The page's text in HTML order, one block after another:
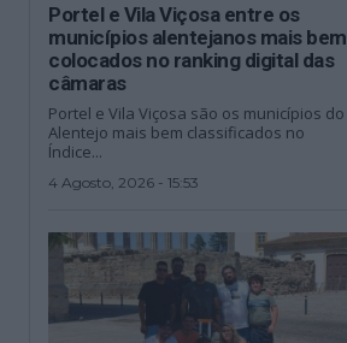
Portel e Vila Viçosa entre os
municípios alentejanos mais bem
colocados no ranking digital das
câmaras
Portel e Vila Viçosa são os municípios do
Alentejo mais bem classificados no
Índice...
4 Agosto, 2026 - 15:53